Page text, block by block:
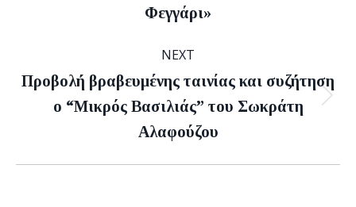
post:
Φεγγάρι»
NEXT
Next
post:
Προβολή βραβευμένης ταινίας και συζήτηση
ο “Μικρός Βασιλιάς” του Σωκράτη
Αλαφούζου